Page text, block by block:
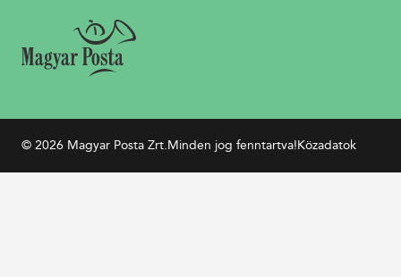
© 2026 Magyar Posta Zrt.Minden jog fenntartva!Közadatok